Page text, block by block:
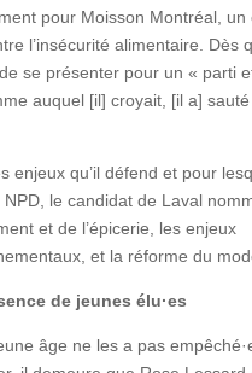
pour Moisson Montréal, un
l’insécurité alimentaire. Dès
se présenter pour un « parti
auquel [il] croyait, [il a]
enjeux qu’il défend et pour
le candidat de Laval
et de l’épicerie, les enjeux
et la réforme du
de jeunes élu·es
âge ne les a pas